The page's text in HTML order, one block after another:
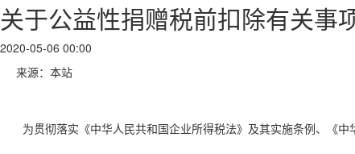
关于公益性捐赠税前扣除有关事
2020-05-06 00:00
来源：本站
为贯彻落实《中华人民共和国企业所得税法》及其实施条例、《中